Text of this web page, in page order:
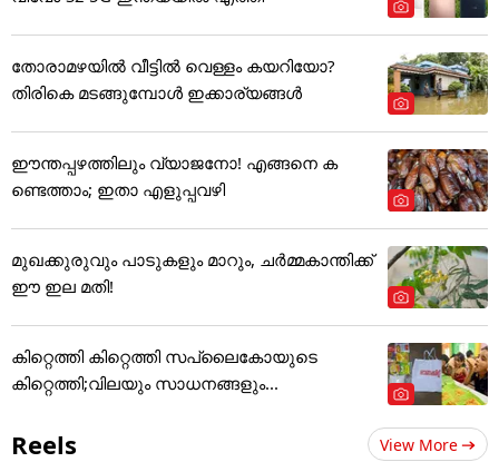
തോരാമഴയിൽ വീട്ടിൽ വെള്ളം കയറിയോ?
തിരികെ മടങ്ങുമ്പോൾ ഇക്കാര്യങ്ങൾ
ഈന്തപ്പഴത്തിലും വ്യാജനോ! എങ്ങനെ ക
ണ്ടെത്താം; ഇതാ എളുപ്പവഴി
മുഖക്കുരുവും പാടുകളും മാറും, ചർമ്മകാന്തിക്ക്
ഈ ഇല മതി!
കിറ്റെത്തി കിറ്റെത്തി സപ്ലൈകോയുടെ
കിറ്റെത്തി;വിലയും സാധനങ്ങളും...
Reels View More